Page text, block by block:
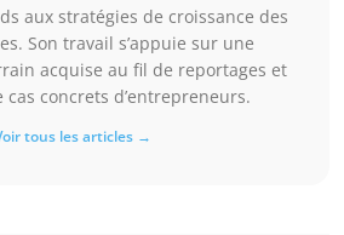
aux stratégies de croissance des
Son travail s’appuie sur une
acquise au fil de reportages et
cas concrets d’entrepreneurs.
tous les articles →